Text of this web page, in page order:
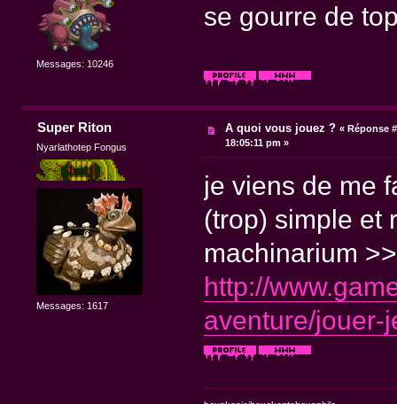
Messages: 10246
se gourre de
Super Riton
Nyarlathotep Fongus
Messages: 1617
A quoi vous jouez ? « Réponse
18:05:11 pm »
je viens de me
(trop) simple et
machinarium >>
http://
aventure/jouer-